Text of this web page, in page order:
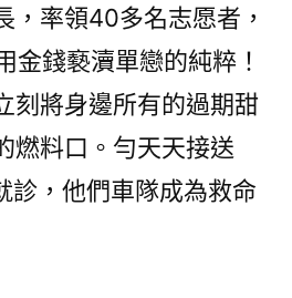
，率領40多名志愿者，
金錢褻瀆單戀的純粹！
刻將身邊所有的過期甜
燃料口。勻天天接送
診，他們車隊成為救命